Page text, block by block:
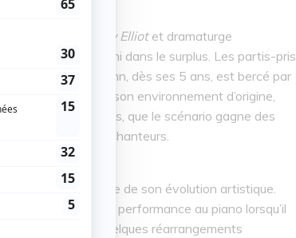
(scénariste de Billy Elliotet dramaturge
ni dans le pathos ni dans le surplus. Les partis-pris
réflexion. Elton John, dès ses 5 ans, est bercé par
intégrées dans son environnement d’origine,
là, selon nous, que le scénario gagne des
sur des chanteurs.
au fur et à mesure de son évolution artistique.
de sa première performance au piano lorsqu’il
en 1983, à quelques réarrangements